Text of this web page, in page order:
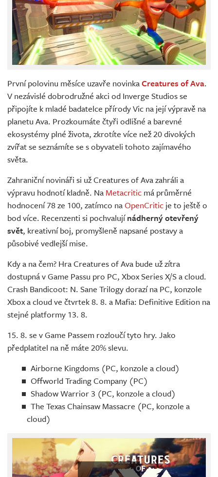
První polovinu měsíce uzavře novinkaCreatures of Ava.
V nezávislé dobrodružné akci od Inverge Studios se
připojíte k mladé badatelce přírody Vic na její výpravě na
planetu Ava. Prozkoumáte čtyři odlišné a barevné
ekosystémy plné života, zkrotíte více než 20 divokých
zvířat se seznámíte se s obyvateli tohoto zajímavého
světa.
Zahraniční novináři si už Creatures of Ava zahráli a
výpravu hodnotí kladně. Na Metacritic má průměrné
hodnocení 78 ze 100, zatímco naOpenCritic je to ještě o
bod více. Recenzenti si pochvalujínádherný otevřený
svět, kreativní boj, promyšleně napsané postavy a
působivé vedlejší mise.
Kdy a na čem? Hra Creatures of Ava bude už zítra
dostupná v Game Passu pro PC, Xbox Series X/S a cloud.
Crash Bandicoot: N. Sane Trilogy dorazí na PC, konzole
Xbox a cloud ve čtvrtek 8. 8. a Mafia: Definitive Edition na
stejné platformy 13. 8.
15. 8. se v Game Passem rozloučí tyto hry. Jako
předplatitel na ně máte 20% slevu.
Airborne Kingdoms (PC, konzole a cloud)
Offworld Trading Company (PC)
Shadow Warrior 3 (PC, konzole a cloud)
The Texas Chainsaw Massacre (PC, konzole a
cloud)